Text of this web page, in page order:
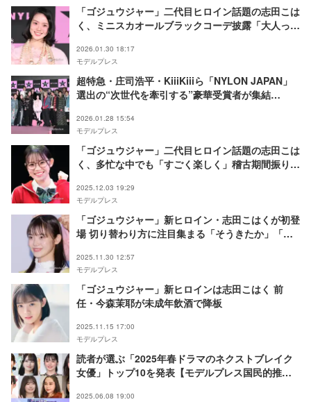
「ゴジュウジャー」二代目ヒロイン話題の志田こは
く、ミニスカオールブラックコーデ披露「大人っぽ
2026.01.30 18:17
モデルプレス
超特急・庄司浩平・KiiiKiiiら「NYLON JAPAN」
選出の“次世代を牽引する”豪華受賞者が集結
2026.01.28 15:54
モデルプレス
「ゴジュウジャー」二代目ヒロイン話題の志田こは
く、多忙な中でも「すごく楽しく」稽古期間振り返
ォォン！-ROBOT COOONTEST!-】
2025.12.03 19:29
モデルプレス
「ゴジュウジャー」新ヒロイン・志田こはくが初登
場 切り替わり方に注目集まる「そうきたか」「説
2025.11.30 12:57
モデルプレス
「ゴジュウジャー」新ヒロインは志田こはく 前
任・今森茉耶が未成年飲酒で降板
2025.11.15 17:00
モデルプレス
読者が選ぶ「2025年春ドラマのネクストブレイク
女優」トップ10を発表【モデルプレス国民的推し
2025.06.08 19:00